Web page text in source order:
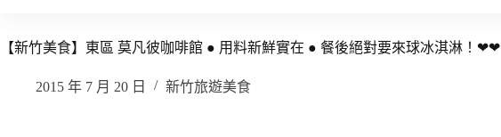
【新竹美食】東區 莫凡彼咖啡館 ● 用料新鮮實在 ● 餐後絕對要來球冰淇淋！❤❤
2015 年 7 月 20 日 新竹旅遊美食